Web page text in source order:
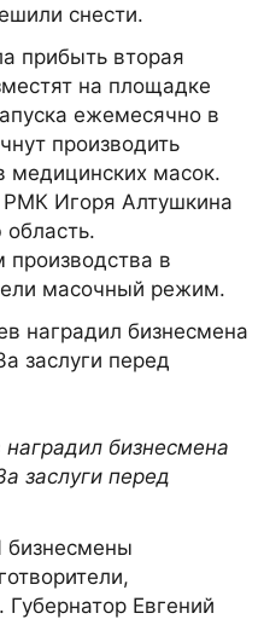
снести.
прибыть вторая
на площадке
ежемесячно в
производить
медицинских масок.
Игоря Алтушкина
производства в
масочный режим.
бизнесмена
заслуги перед
Евгений